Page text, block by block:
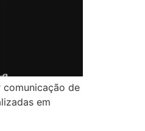
comunicação de
em